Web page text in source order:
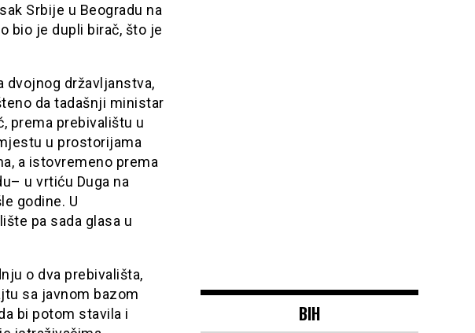
Srbije u Beogradu na
bio je dupli birač, što je
dvojnog državljanstva,
da tadašnji ministar
prema prebivalištu u
u prostorijama
a istovremeno prema
u vrtiću Duga na
godine. U
pa sada glasa u
o dva prebivališta,
sa javnom bazom
bi potom stavila i
BIH